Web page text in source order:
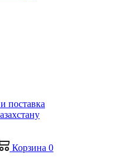
Корзина 0